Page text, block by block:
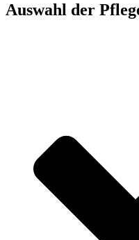
Auswahl der